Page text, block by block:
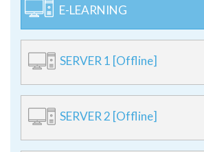
E-LEARNING
SERVER 1 [Offline]
SERVER 2 [Offline]